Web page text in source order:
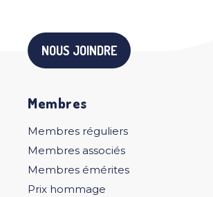
NOUS JOINDRE
Membres
Membres réguliers
Membres associés
Membres émérites
Prix hommage